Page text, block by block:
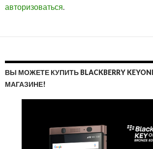
авторизоваться.
ВЫ МОЖЕТЕ КУПИТЬ BLACKBERRY
МАГАЗИНЕ!